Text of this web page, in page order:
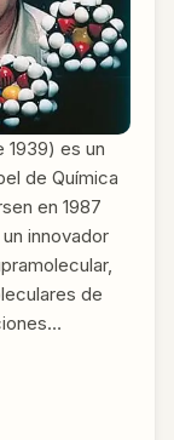
es un
de Química
en 1987
innovador
de